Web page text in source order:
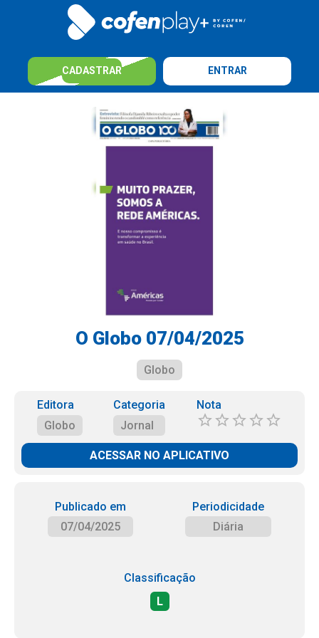
CADASTRAR ENTRAR
O Globo 07/04/2025
Globo
Editora
Globo
Categoria
Jornal
Nota
ACESSAR NO APLICATIVO
Publicado em
07/04/2025
Periodicidade
Diária
Classificação
L